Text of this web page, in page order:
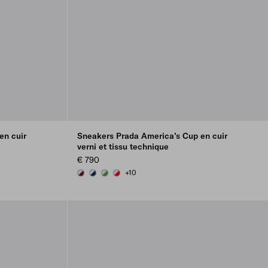
cuir
Sneakers Prada America’s Cup en cuir
verni et tissu technique
€ 790
BURGUNDY-SILVER
ROYAL BLUE/SILVER
GREEN / SILVER
RED/SILVER
+10